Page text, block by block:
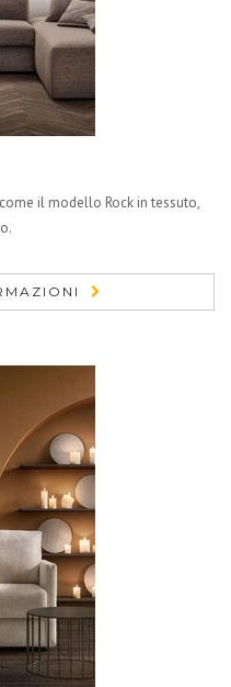
il modello Rock in tessuto,